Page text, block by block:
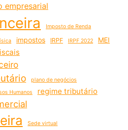
empresarial
Imposto de Renda
impostos IRPF IRPF 2022
MEI
plano de negócios
Humanos regime tributário
Sede virtual